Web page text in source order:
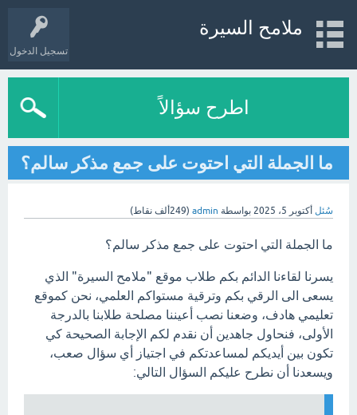
تسجيل الدخول
ملامح السيرة
اطرح سؤالاً
ما الجملة التي احتوت على جمع مذكر سالم؟
سُئل أكتوبر 5، 2025 بواسطة admin
(249ألف نقاط)
ما الجملة التي احتوت على جمع مذكر سالم؟
يسرنا لقاءنا الدائم بكم طلاب موقع "ملامح السيرة" الذي
يسعى الى الرقي بكم وترقية مستواكم العلمي، نحن كموقع
تعليمي هادف، وضعنا نصب أعيننا مصلحة طلابنا بالدرجة
الأولى، فنحاول جاهدين أن نقدم لكم الإجابة الصحيحة كي
تكون بين أيديكم لمساعدتكم في اجتياز أي سؤال صعب،
ويسعدنا أن نطرح عليكم السؤال التالي: